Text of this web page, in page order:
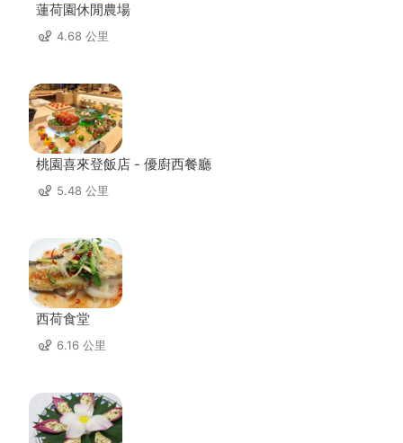
蓮荷園休閒農場
4.68 公里
桃園喜來登飯店 - 優廚西餐廳
5.48 公里
西荷食堂
6.16 公里